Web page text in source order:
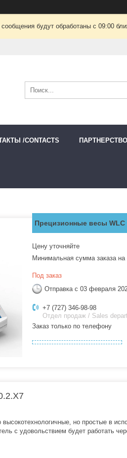
будут обработаны с 09:00
/CONTACTS ПАРТНЕРСТВО
Прецизионные весы WLC
Цену уточняйте
Минимальная сумма заказа
Под заказ
Отправка с 03 февраля
+7 (727) 346-98-98
Отдел продаж / Sales
Заказ только по телефону
но простые в
с удовольствием будет работать